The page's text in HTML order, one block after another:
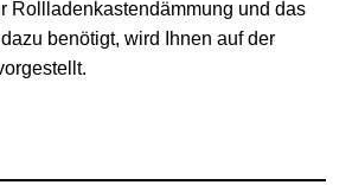
Rollladenkastendämmung und das
benötigt, wird Ihnen auf der